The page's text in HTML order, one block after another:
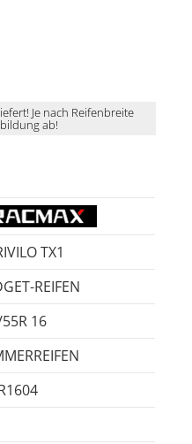
Je nach Reifenbreite
ab!
TX1
REIFEN
16